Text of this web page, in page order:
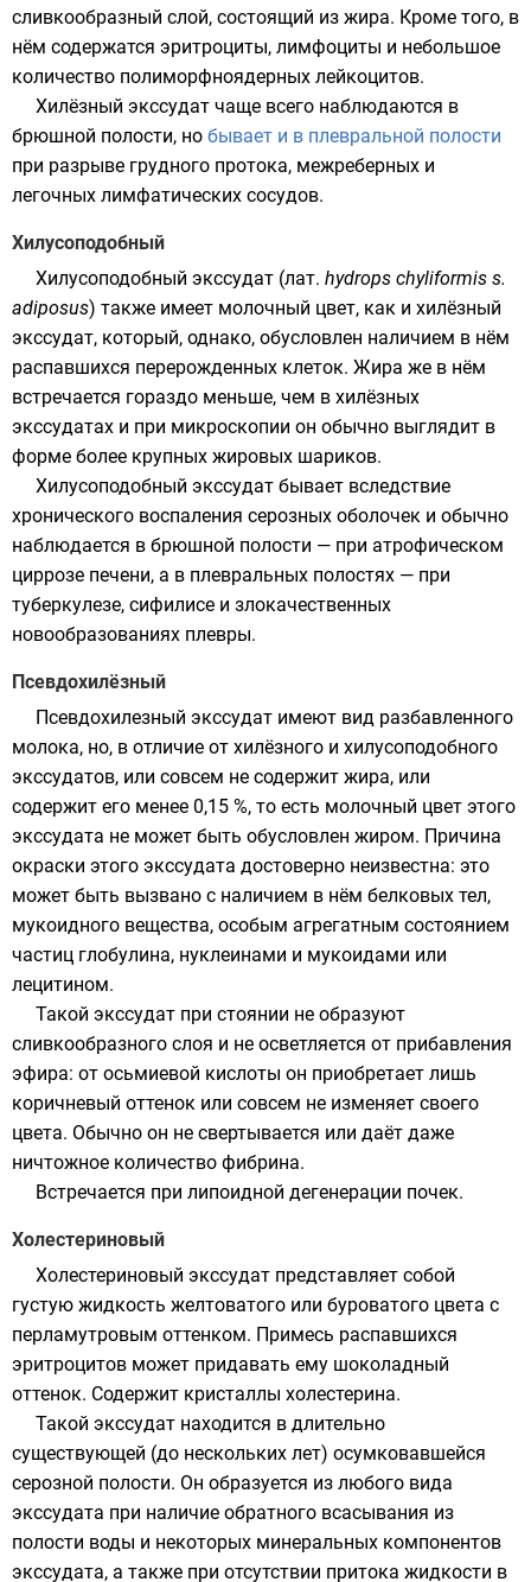
сливкообразный слой, состоящий из жира. Кроме того, в
нём содержатся эритроциты, лимфоциты и небольшое
количество полиморфноядерных лейкоцитов.
Хилёзный экссудат чаще всего наблюдаются в
брюшной полости, но бывает и в плевральной полости
при разрыве грудного протока, межреберных и
легочных лимфатических сосудов.
Хилусоподобный
Хилусоподобный экссудат (лат. hydrops chyliformis s.
adiposus) также имеет молочный цвет, как и хилёзный
экссудат, который, однако, обусловлен наличием в нём
распавшихся перерожденных клеток. Жира же в нём
встречается гораздо меньше, чем в хилёзных
экссудатах и при микроскопии он обычно выглядит в
форме более крупных жировых шариков.
Хилусоподобный экссудат бывает вследствие
хронического воспаления серозных оболочек и обычно
наблюдается в брюшной полости — при атрофическом
циррозе печени, а в плевральных полостях — при
туберкулезе, сифилисе и злокачественных
новообразованиях плевры.
Псевдохилёзный
Псевдохилезный экссудат имеют вид разбавленного
молока, но, в отличие от хилёзного и хилусоподобного
экссудатов, или совсем не содержит жира, или
содержит его менее 0,15 %, то есть молочный цвет этого
экссудата не может быть обусловлен жиром. Причина
окраски этого экссудата достоверно неизвестна: это
может быть вызвано с наличием в нём белковых тел,
мукоидного вещества, особым агрегатным состоянием
частиц глобулина, нуклеинами и мукоидами или
лецитином.
Такой экссудат при стоянии не образуют
сливкообразного слоя и не осветляется от прибавления
эфира: от осьмиевой кислоты он приобретает лишь
коричневый оттенок или совсем не изменяет своего
цвета. Обычно он не свертывается или даёт даже
ничтожное количество фибрина.
Встречается при липоидной дегенерации почек.
Холестериновый
Холестериновый экссудат представляет собой
густую жидкость желтоватого или буроватого цвета с
перламутровым оттенком. Примесь распавшихся
эритроцитов может придавать ему шоколадный
оттенок. Содержит кристаллы холестерина.
Такой экссудат находится в длительно
существующей (до нескольких лет) осумковавшейся
серозной полости. Он образуется из любого вида
экссудата при наличие обратного всасывания из
полости воды и некоторых минеральных компонентов
экссудата, а также при отсутствии притока жидкости в